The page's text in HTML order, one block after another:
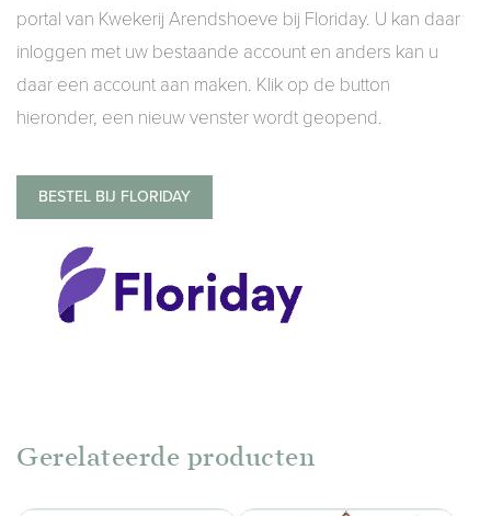
portal van Kwekerij Arendshoeve bij Floriday. U kan daar
inloggen met uw bestaande account en anders kan u
daar een account aan maken. Klik op de button
hieronder, een nieuw venster wordt geopend.
BESTEL BIJ FLORIDAY
Gerelateerde producten